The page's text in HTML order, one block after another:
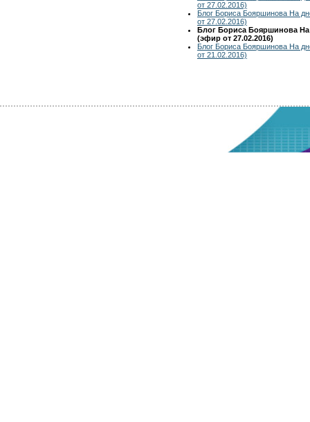
от 27.02.2016)
Блог Бориса Бояршинова На
от 27.02.2016)
Блог Бориса Бояршинова На
(эфир от 27.02.2016)
Блог Бориса Бояршинова На
от 21.02.2016)